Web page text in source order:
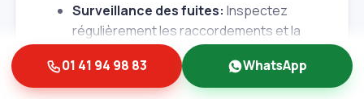
Surveillance des fuites: Inspectez
régulièrement les raccordements et la
cuve pour détecter toute trace d'humidité
ou de rouille.
01 41 94 98 83 WhatsApp